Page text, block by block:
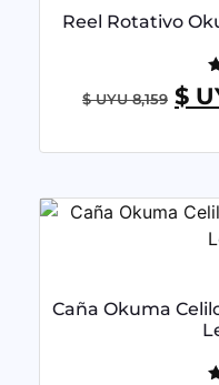
Reel Rotativo
$ UYU8,159 $
Caña Okuma